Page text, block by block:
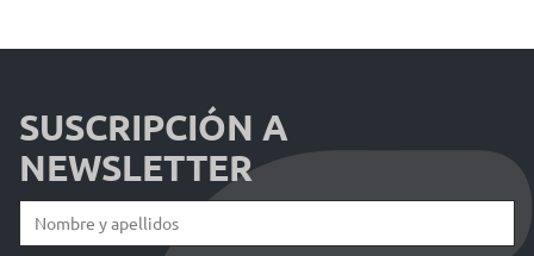
SUSCRIPCIÓN A
NEWSLETTER